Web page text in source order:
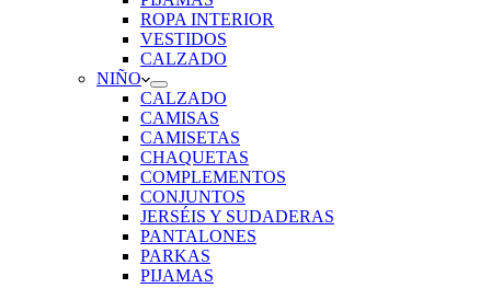
ROPA INTERIOR
VESTIDOS
CALZADO
NIÑO
CALZADO
CAMISAS
CAMISETAS
CHAQUETAS
COMPLEMENTOS
CONJUNTOS
JERSÉIS Y SUDADERAS
PANTALONES
PARKAS
PIJAMAS